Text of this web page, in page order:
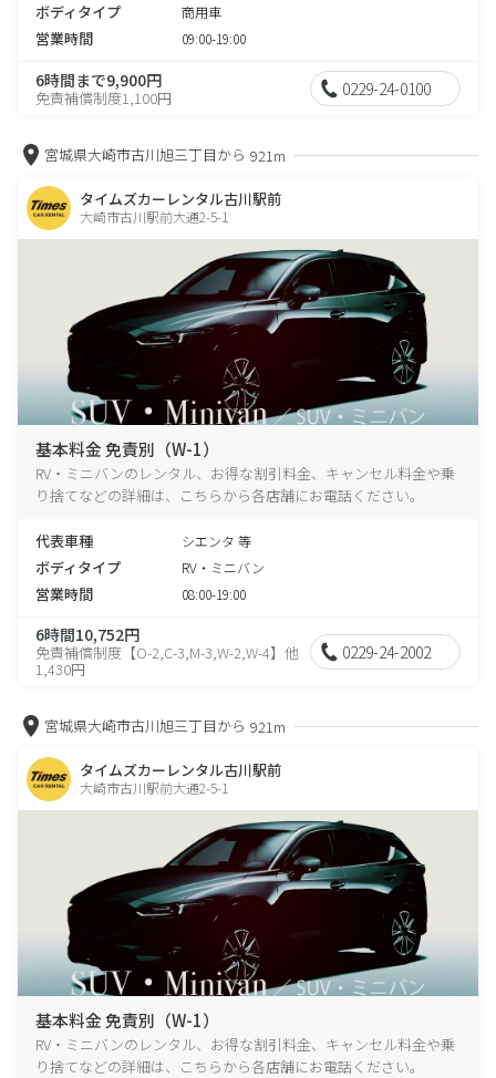
ボディタイプ 商用車
営業時間 09:00-19:00
6時間まで9,900円
免責補償制度1,100円 0229-24-0100
宮城県大崎市古川旭三丁目から 921m
タイムズカーレンタル古川駅前
大崎市古川駅前大通2-5-1
基本料金 免責別（W-1）
RV・ミニバンのレンタル、お得な割引料金、キャンセル料金や乗
り捨てなどの詳細は、こちらから各店舗にお電話ください。
代表車種 シエンタ 等
ボディタイプ RV・ミニバン
営業時間 08:00-19:00
6時間10,752円
免責補償制度【O-2,C-3,M-3,W-2,W-4】他
1,430円
0229-24-2002
宮城県大崎市古川旭三丁目から 921m
タイムズカーレンタル古川駅前
大崎市古川駅前大通2-5-1
基本料金 免責別（W-1）
RV・ミニバンのレンタル、お得な割引料金、キャンセル料金や乗
り捨てなどの詳細は、こちらから各店舗にお電話ください。